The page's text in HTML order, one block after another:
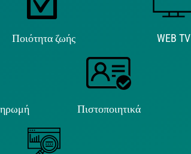
Ποιότητα ζωής WEB TV
Πιστοποιητικά